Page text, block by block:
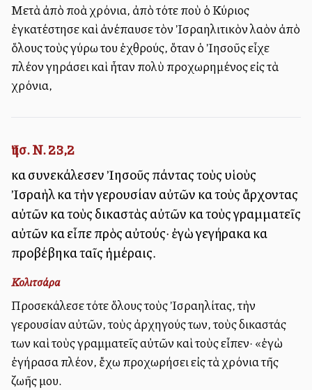
Μετὰ ἀπὸ πολλὰ χρόνια, ἀπὸ τότε ποὺ ὁ Κύριος
ἐγκατέστησε καὶ ἀνέπαυσε τὸν Ἰσραηλιτικὸν λαὸν ἀπὸ
ὅλους τοὺς γύρω του ἐχθρούς, ὅταν ὁ Ἰησοῦς εἶχε
πλέον γηράσει καὶ ἦταν πολὺ προχωρημένος εἰς τὰ
χρόνια,
Ἰησ. Ν. 23,2
καὶ συνεκάλεσεν Ἰησοῦς πάντας τοὺς υἱοὺς
Ἰσραὴλ καὶ τὴν γερουσίαν αὐτῶν καὶ τοὺς ἄρχοντας
αὐτῶν καὶ τοὺς δικαστὰς αὐτῶν καὶ τοὺς γραμματεῖς
αὐτῶν καὶ εἶπε πρὸς αὐτούς· ἐγὼ γεγήρακα καὶ
προβέβηκα ταῖς ἡμέραις.
Κολιτσάρα
Προσεκάλεσε τότε ὅλους τοὺς Ἰσραηλίτας, τὴν
γερουσίαν αὐτῶν, τοὺς ἀρχηγούς των, τοὺς δικαστάς
των καὶ τοὺς γραμματεῖς αὐτῶν καὶ τοὺς εἶπεν· «ἐγὼ
ἐγήρασα πλέον, ἔχω προχωρήσει εἰς τὰ χρόνια τῆς
ζωῆς μου.